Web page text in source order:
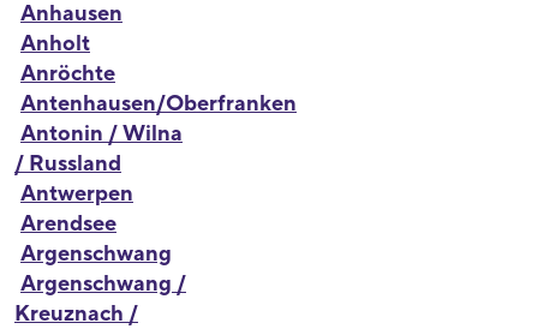
Anhausen
Anholt
Anröchte
Antenhausen/Oberfranken
Antonin / Wilna
/ Russland
Antwerpen
Arendsee
Argenschwang
Argenschwang /
Kreuznach /